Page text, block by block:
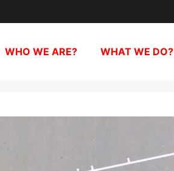
WHO WE ARE? WHAT WE DO?